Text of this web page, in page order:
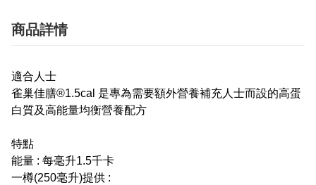
商品詳情
適合人士
雀巢佳膳®1.5cal 是專為需要額外營養補充人士而設的高蛋
白質及高能量均衡營養配方
特點
能量 : 每毫升1.5千卡
一樽(250毫升)提供 :